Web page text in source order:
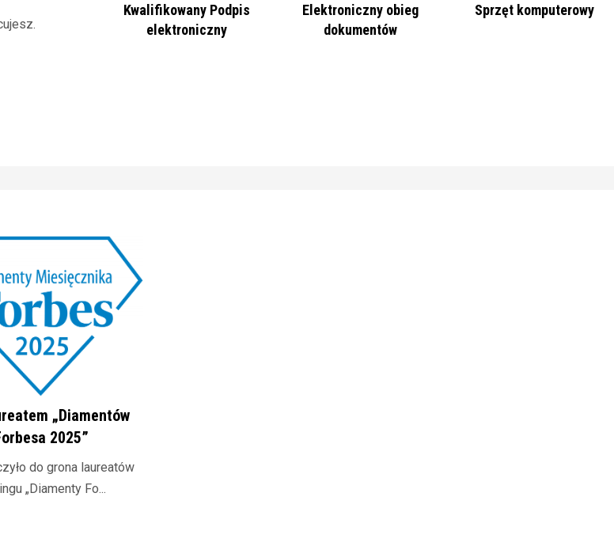
Kwalifikowany Podpis
elektroniczny
Elektroniczny obieg
dokumentów
Sprzęt komputerowy
„Diamentów
2025”
do grona laureatów
„Diamenty Fo...